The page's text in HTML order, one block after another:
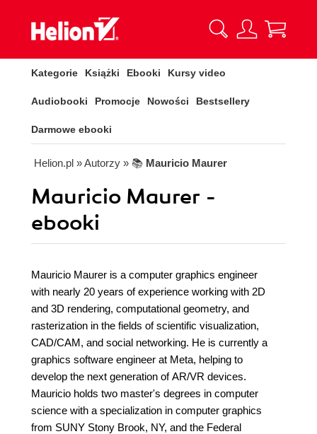
Kategorie Książki Ebooki Kursy video
Audiobooki Promocje Nowości Bestsellery
Darmowe ebooki
Helion.pl » Autorzy » 📚 Mauricio Maurer
Mauricio Maurer -
ebooki
Mauricio Maurer is a computer graphics engineer
with nearly 20 years of experience working with 2D
and 3D rendering, computational geometry, and
rasterization in the fields of scientific visualization,
CAD/CAM, and social networking. He is currently a
graphics software engineer at Meta, helping to
develop the next generation of AR/VR devices.
Mauricio holds two master's degrees in computer
science with a specialization in computer graphics
from SUNY Stony Brook, NY, and the Federal